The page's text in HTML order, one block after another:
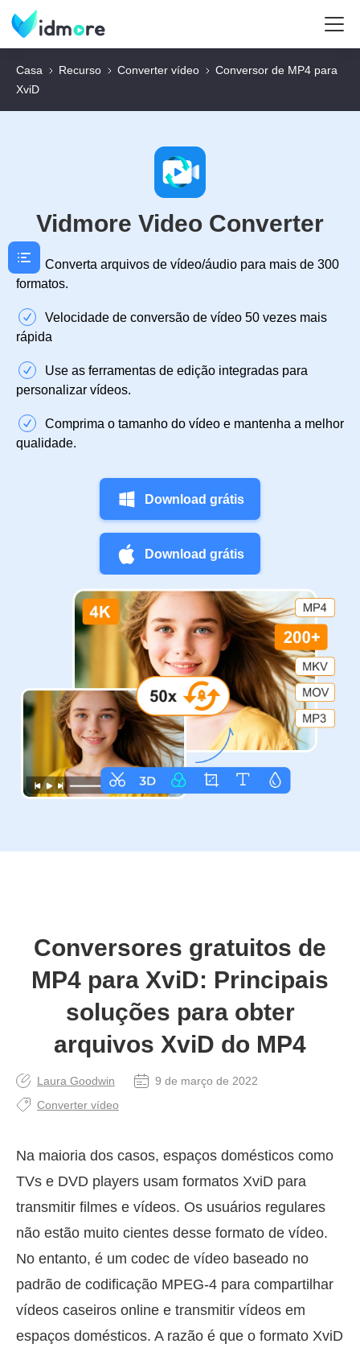
Casa Recurso Converter vídeo
Conversor de MP4 para
XviD
Vidmore Video Converter
Converta arquivos de vídeo/áudio para mais de 300
formatos.
Velocidade de conversão de vídeo 50 vezes mais
rápida
Use as ferramentas de edição integradas para
personalizar vídeos.
Comprima o tamanho do vídeo e mantenha a melhor
qualidade.
Download grátis
Download grátis
Conversores gratuitos de
MP4 para XviD: Principais
soluções para obter
arquivos XviD do MP4
Laura Goodwin
9 de março de 2022
Converter vídeo
Na maioria dos casos, espaços domésticos como
TVs e DVD players usam formatos XviD para
transmitir filmes e vídeos. Os usuários regulares
não estão muito cientes desse formato de vídeo.
No entanto, é um codec de vídeo baseado no
padrão de codificação MPEG-4 para compartilhar
vídeos caseiros online e transmitir vídeos em
espaços domésticos. A razão é que o formato XviD